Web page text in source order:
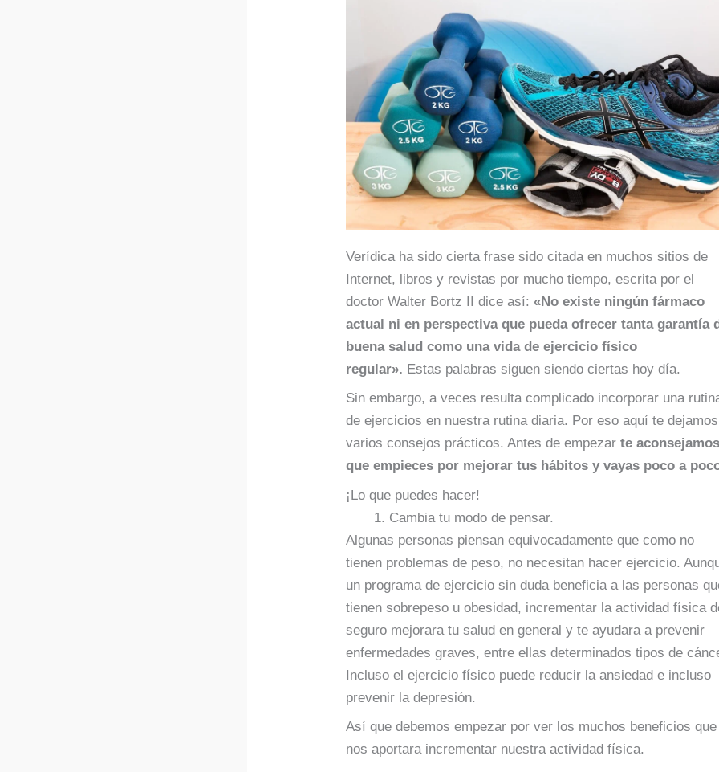
Verídica ha sido cierta frase sido citada en muchos sitios de
Internet, libros y revistas por mucho tiempo, escrita por el
doctor Walter Bortz II dice así:«No existe ningún fármaco
actual ni en perspectiva que pueda ofrecer tanta garantía
buena salud como una vida de ejercicio físico
regular». Estas palabras siguen siendo ciertas hoy día.
Sin embargo, a veces resulta complicado incorporar una
de ejercicios en nuestra rutina diaria. Por eso aquí te dejamos
varios consejos prácticos. Antes de empezar te
que empieces por mejorar tus hábitos y vayas poco a
¡Lo que puedes hacer!
1. Cambia tu modo de pensar.
Algunas personas piensan equivocadamente que como no
tienen problemas de peso, no necesitan hacer ejercicio.
un programa de ejercicio sin duda beneficia a las personas
tienen sobrepeso u obesidad, incrementar la actividad física
seguro mejorara tu salud en general y te ayudara a prevenir
enfermedades graves, entre ellas determinados tipos de
Incluso el ejercicio físico puede reducir la ansiedad e incluso
prevenir la depresión.
Así que debemos empezar por ver los muchos beneficios que
nos aportara incrementar nuestra actividad física.